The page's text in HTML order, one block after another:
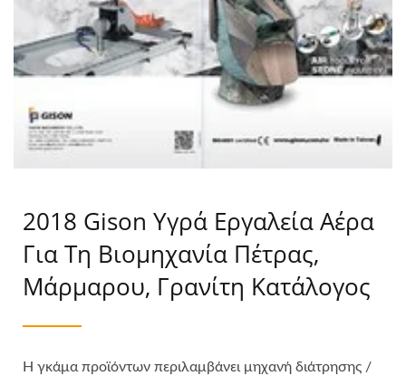
2018 Gison Υγρά Εργαλεία Αέρα
Για Τη Βιομηχανία Πέτρας,
Μάρμαρου, Γρανίτη Κατάλογος
Η γκάμα προϊόντων περιλαμβάνει μηχανή διάτρησης /